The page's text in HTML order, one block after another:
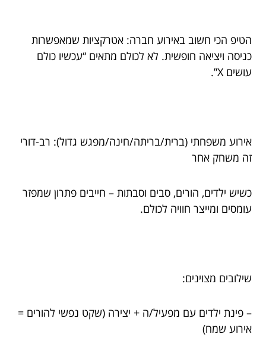
הטיפ הכי חשוב באירוע חברה: אטרקציות שמאפשרות
כניסה ויציאה חופשית. לא לכולם מתאים “עכשיו כולם
עושים X”.
אירוע משפחתי (ברית/בריתה/חינה/מפגש גדול): רב-דורי
זה משחק אחר
כשיש ילדים, הורים, סבים וסבתות – חייבים פתרון שמפזר
עומסים ומייצר חוויה לכולם.
שילובים מצוינים:
– פינת ילדים עם מפעיל/ה + יצירה (שקט נפשי להורים =
אירוע שמח)